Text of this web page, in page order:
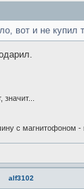
вот и не купил
с магнитофоном -
alf3102